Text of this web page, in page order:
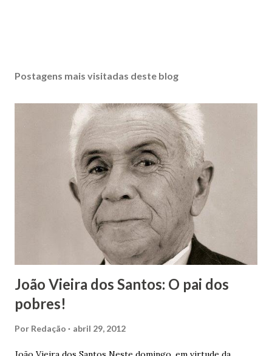
Postagens mais visitadas deste blog
João Vieira dos Santos: O pai dos
pobres!
Por Redação abril 29, 2012